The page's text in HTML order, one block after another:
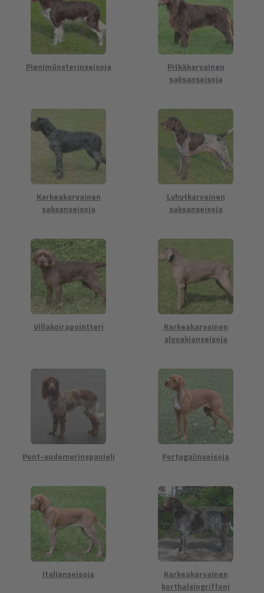
Pienimünsterinseisoja
Pitkäkarvainen
saksanseisoja
Karkeakarvainen
saksanseisoja
Lyhytkarvainen
saksanseisoja
Villakoirapointteri
Karkeakarvainen
slovakianseisoja
Pont-audemerinspanieli Portugalinseisoja
Italianseisoja
Karkeakarvainen
korthalsingriffoni